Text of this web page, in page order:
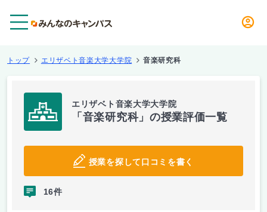
トップ エリザベト音楽大学大学院 音楽研究科
エリザベト音楽大学大学院
「音楽研究科」の授業評価一覧
授業を探して口コミを書く
16件